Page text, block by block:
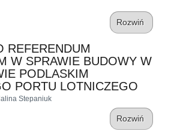
Rozwiń
REFERENDUM
W SPRAWIE BUDOWY W
PODLASKIM
PORTU LOTNICZEGO
Stepaniuk
Rozwiń